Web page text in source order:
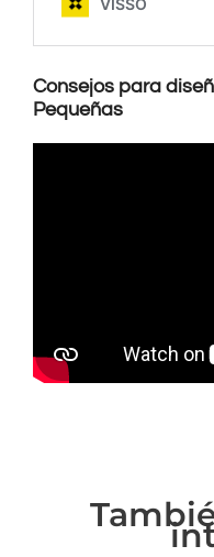
Consejos para
Pequeñas